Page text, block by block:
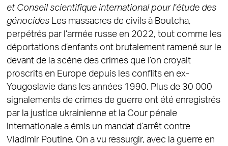
et Conseil scientifique international pour l'étude des
génocidesLes massacres de civils à Boutcha,
perpétrés par l’armée russe en 2022, tout comme les
déportations d’enfants ont brutalement ramené sur le
devant de la scène des crimes que l’on croyait
proscrits en Europe depuis les conflits en ex-
Yougoslavie dans les années 1990. Plus de 30 000
signalements de crimes de guerre ont été enregistrés
par la justice ukrainienne et la Cour pénale
internationale a émis un mandat d’arrêt contre
Vladimir Poutine. On a vu ressurgir, avec la guerre en